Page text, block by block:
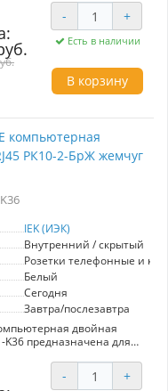
USB-портами (A и C), что
заряжать несколько
мощностью 18Вт.
стильном жемчужном
вписывается в любой
характеристики: - Два
18Вт - Цвет:
зарядки нескольких
гаджетов -
подходящий для
- Надежность и
— идеальный
обеспечивая быструю
ваших устройств.
- +
Есть в наличии
В корзину
компьютерная
РК10-2-БрЖ жемчуг
IEK (ИЭК)
Внутренний / скрытый
Розетки телефонные и
Белый
Сегодня
Завтра/послезавтра
двойная
K36 предназначена для
подключение к сети и
данных,
- +